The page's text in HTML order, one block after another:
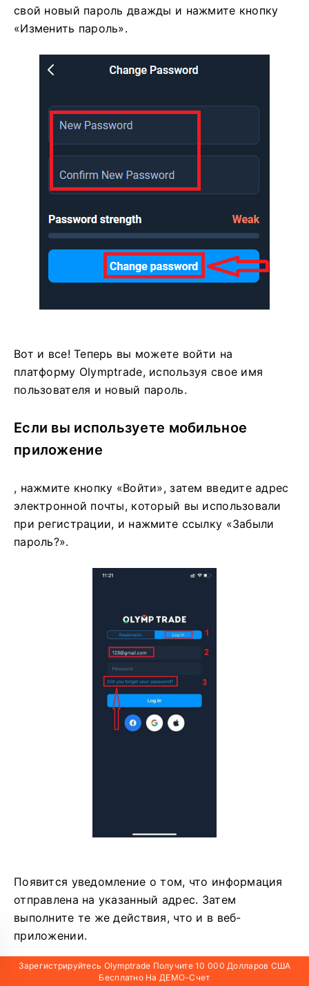
свой новый пароль дважды и нажмите кнопку
«Изменить пароль».
Вот и все! Теперь вы можете войти на
платформу Olymptrade, используя свое имя
пользователя и новый пароль.
Если вы используете мобильное
приложение
, нажмите кнопку «Войти», затем введите адрес
электронной почты, который вы использовали
при регистрации, и нажмите ссылку «Забыли
пароль?».
Появится уведомление о том, что информация
отправлена ​​на указанный адрес. Затем
выполните те же действия, что и в веб-
приложении.
Зарегистрируйтесь Olymptrade Получите 10 000 Долларов США
Бесплатно На ДЕМО-Счет